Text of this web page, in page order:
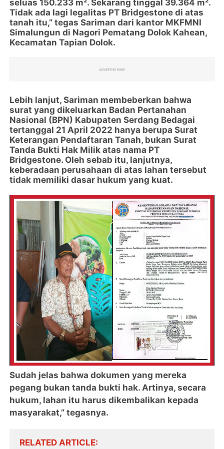
seluas 150.233 m². Sekarang tinggal 39.364 m².
Tidak ada lagi legalitas PT Bridgestone di atas
tanah itu,” tegas Sariman dari kantor MKFMNI
Simalungun di Nagori Pematang Dolok Kahean,
Kecamatan Tapian Dolok.
Lebih lanjut, Sariman membeberkan bahwa
surat yang dikeluarkan Badan Pertanahan
Nasional (BPN) Kabupaten Serdang Bedagai
tertanggal 21 April 2022 hanya berupa Surat
Keterangan Pendaftaran Tanah, bukan Surat
Tanda Bukti Hak Milik atas nama PT
Bridgestone. Oleh sebab itu, lanjutnya,
keberadaan perusahaan di atas lahan tersebut
tidak memiliki dasar hukum yang kuat.
Sudah jelas bahwa dokumen yang mereka
pegang bukan tanda bukti hak. Artinya, secara
hukum, lahan itu harus dikembalikan kepada
masyarakat,” tegasnya.
RELATED ARTICLE